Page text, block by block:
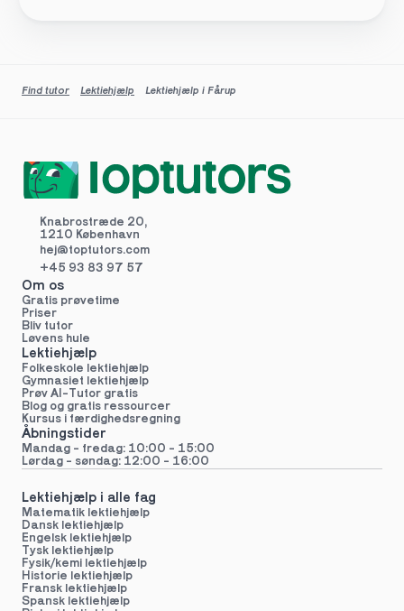
Find tutor Lektiehjælp Lektiehjælp i Fårup
Knabrostræde 20,
1210 København
hej@toptutors.com
+45 93 83 97 57
Om os
Gratis prøvetime
Priser
Bliv tutor
Løvens hule
Lektiehjælp
Folkeskole lektiehjælp
Gymnasiet lektiehjælp
Prøv AI-Tutor gratis
Blog og gratis ressourcer
Kursus i færdighedsregning
Åbningstider
Mandag - fredag: 10:00 - 15:00
Lørdag - søndag: 12:00 - 16:00
Lektiehjælp i alle fag
Matematik lektiehjælp
Dansk lektiehjælp
Engelsk lektiehjælp
Tysk lektiehjælp
Fysik/kemi lektiehjælp
Historie lektiehjælp
Fransk lektiehjælp
Spansk lektiehjælp